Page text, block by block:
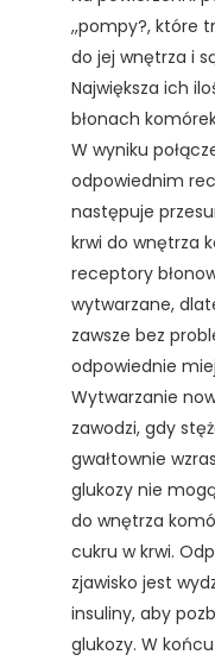
,,pompy?, które
do jej wnętrza i
Największa ich
błonach
W wyniku
odpowiednim
następuje
krwi do wnętrza
receptory
wytwarzane,
zawsze bez
odpowiednie
Wytwarzanie
zawodzi, gdy
gwałtownie
glukozy nie
do wnętrza
cukru w krwi.
zjawisko jest
insuliny, aby
glukozy. W